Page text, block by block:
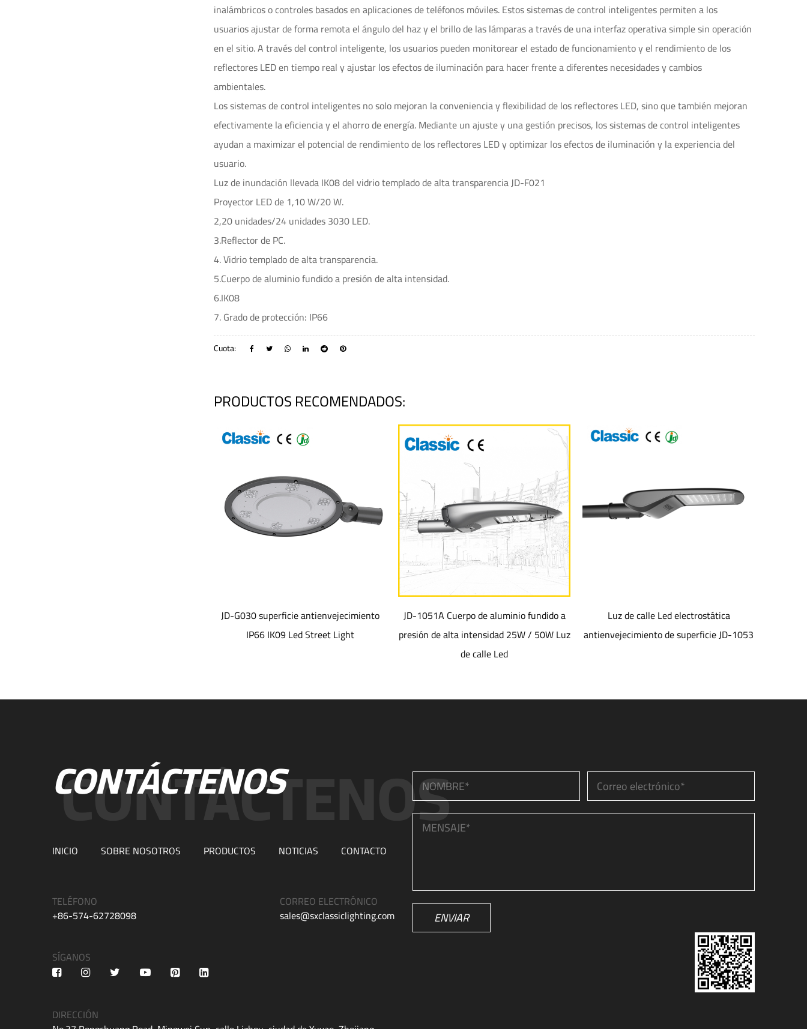
inalámbricos o controles basados ​​en aplicaciones de teléfonos móviles. Estos sistemas de control inteligentes permiten a los
usuarios ajustar de forma remota el ángulo del haz y el brillo de las lámparas a través de una interfaz operativa simple sin operación
en el sitio. A través del control inteligente, los usuarios pueden monitorear el estado de funcionamiento y el rendimiento de los
reflectores LED en tiempo real y ajustar los efectos de iluminación para hacer frente a diferentes necesidades y cambios
ambientales.
Los sistemas de control inteligentes no solo mejoran la conveniencia y flexibilidad de los reflectores LED, sino que también mejoran
efectivamente la eficiencia y el ahorro de energía. Mediante un ajuste y una gestión precisos, los sistemas de control inteligentes
ayudan a maximizar el potencial de rendimiento de los reflectores LED y optimizar los efectos de iluminación y la experiencia del
usuario.
Luz de inundación llevada IK08 del vidrio templado de alta transparencia JD-F021
Proyector LED de 1,10 W/20 W.
2,20 unidades/24 unidades 3030 LED.
3.Reflector de PC.
4. Vidrio templado de alta transparencia.
5.Cuerpo de aluminio fundido a presión de alta intensidad.
6.IK08
7. Grado de protección: IP66
Cuota:
PRODUCTOS RECOMENDADOS:
JD-G030 superficie antienvejecimiento
IP66 IK09 Led Street Light
JD-1051A Cuerpo de aluminio fundido a
presión de alta intensidad 25W / 50W Luz
de calle Led
Luz de calle Led electrostática
antienvejecimiento de superficie JD-1053
CONTÁCTENOS
INICIO SOBRE NOSOTROS PRODUCTOS NOTICIAS CONTACTO
TELÉFONO
+86-574-62728098
CORREO ELECTRÓNICO
sales@sxclassiclighting.com
SÍGANOS
DIRECCIÓN
ENVIAR